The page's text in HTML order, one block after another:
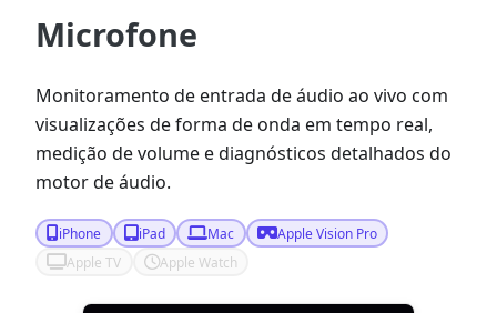
Microfone
Monitoramento de entrada de áudio ao vivo com
visualizações de forma de onda em tempo real,
medição de volume e diagnósticos detalhados do
motor de áudio.
iPhone iPad Mac
Apple Vision Pro
Apple TV
Apple Watch